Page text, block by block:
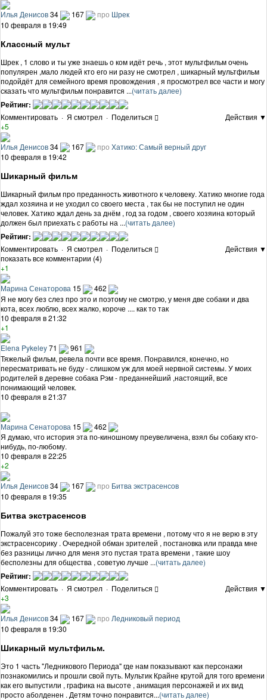
Илья Денисов34 167 про Шрек
10 февраля в 19:49
Классный мульт
Шрек , 1 слово и ты уже знаешь о ком идёт речь , этот мультфильм очень
популярен ,мало людей кто его ни разу не смотрел , шикарный мультфильм
подойдёт для семейного время провождения , я просмотрел все части и могу
сказать что мультфильм понравится ...(читать далее)
Рейтинг:
Комментировать · Я смотрел · Поделиться
Действия ▼
+5
Илья Денисов34 167 про Хатико: Самый верный друг
10 февраля в 19:42
Шикарный фильм
Шикарный фильм про преданность животного к человеку. Хатико многие года
ждал хозяина и не уходил со своего места , так бы не поступил не один
человек. Хатико ждал день за днём , год за годом , своего хозяина который
должен был приехать с работы на ...(читать далее)
Рейтинг:
Комментировать · Я смотрел · Поделиться
Действия ▼
показать все комментарии (4)
+1
Марина Сенаторова 15
462
Я не могу без слез про это и поэтому не смотрю, у меня две собаки и два
кота, всех люблю, всех жалко, короче .... как то так
10 февраля в 21:32
+1
Elena Pykeley71
961
Тяжелый фильм, ревела почти все время. Понравился, конечно, но
пересматривать не буду - слишком уж для моей нервной системы. У моих
родителей в деревне собака Рэм - преданнейший ,настоящий, все
понимающий человек.
10 февраля в 21:37
Марина Сенаторова 15
462
Я думаю, что история эта по-киношному преувеличена, взял бы собаку кто-
нибудь, по-любому.
10 февраля в 22:25
+2
Илья Денисов34 167 про Битва экстрасенсов
10 февраля в 19:35
Битва экстрасенсов
Пожалуй это тоже бесполезная трата времени , потому что я не верю в эту
экстрасенсорику . Очередной обман зрителей , постановка или правда мне
без разницы лично для меня это пустая трата времени , такие шоу
бесполезны для общества , советую лучше ...(читать далее)
Рейтинг:
Комментировать · Я смотрел · Поделиться
Действия ▼
+3
Илья Денисов34 167 про Ледниковый период
10 февраля в 19:30
Шикарный мультфильм.
Это 1 часть "Ледникового Периода" где нам показывают как персонажи
познакомились и прошли свой путь. Мультик Крайне крутой для того времени
как его выпустили , графика на высоте , анимация персонажей и их вид
просто аболденен . Детям точно понравится...(читать далее)